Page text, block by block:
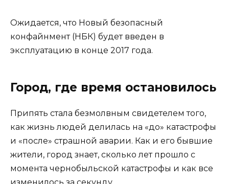
Ожидается, что Новый безопасный
конфайнмент (НБК) будет введен в
эксплуатацию в конце 2017 года.
Город, где время остановилось
Припять стала безмолвным свидетелем того,
как жизнь людей делилась на «до» катастрофы
и «после» страшной аварии. Как и его бывшие
жители, город знает, сколько лет прошло с
момента чернобыльской катастрофы и как все
изменилось за секунду.